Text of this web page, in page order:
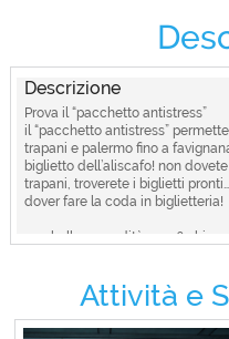
Descrizione
Prova il “pacchetto antistress”
il “pacchetto antistress”
trapani e palermo fino a
biglietto dell’aliscafo! non
trapani, troverete i biglietti
dover fare la coda in biglietteria!
una bella comodità, vero?
Attività e